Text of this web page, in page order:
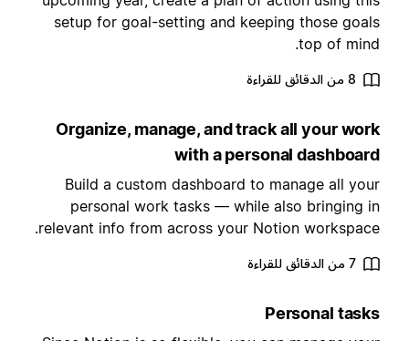
setup for goal-setting and keeping those
top of
8 من الدقائق للقراءة
Organize, manage, and track all your
with a personal
Build a custom dashboard to manage all
personal work tasks — while also bringing
relevant info from across your Notion
Personal